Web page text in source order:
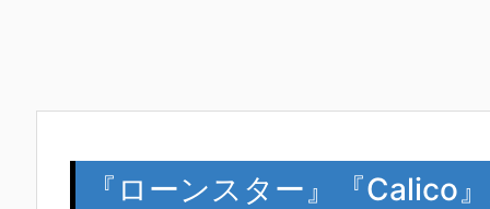
『ローンスター』『Calico